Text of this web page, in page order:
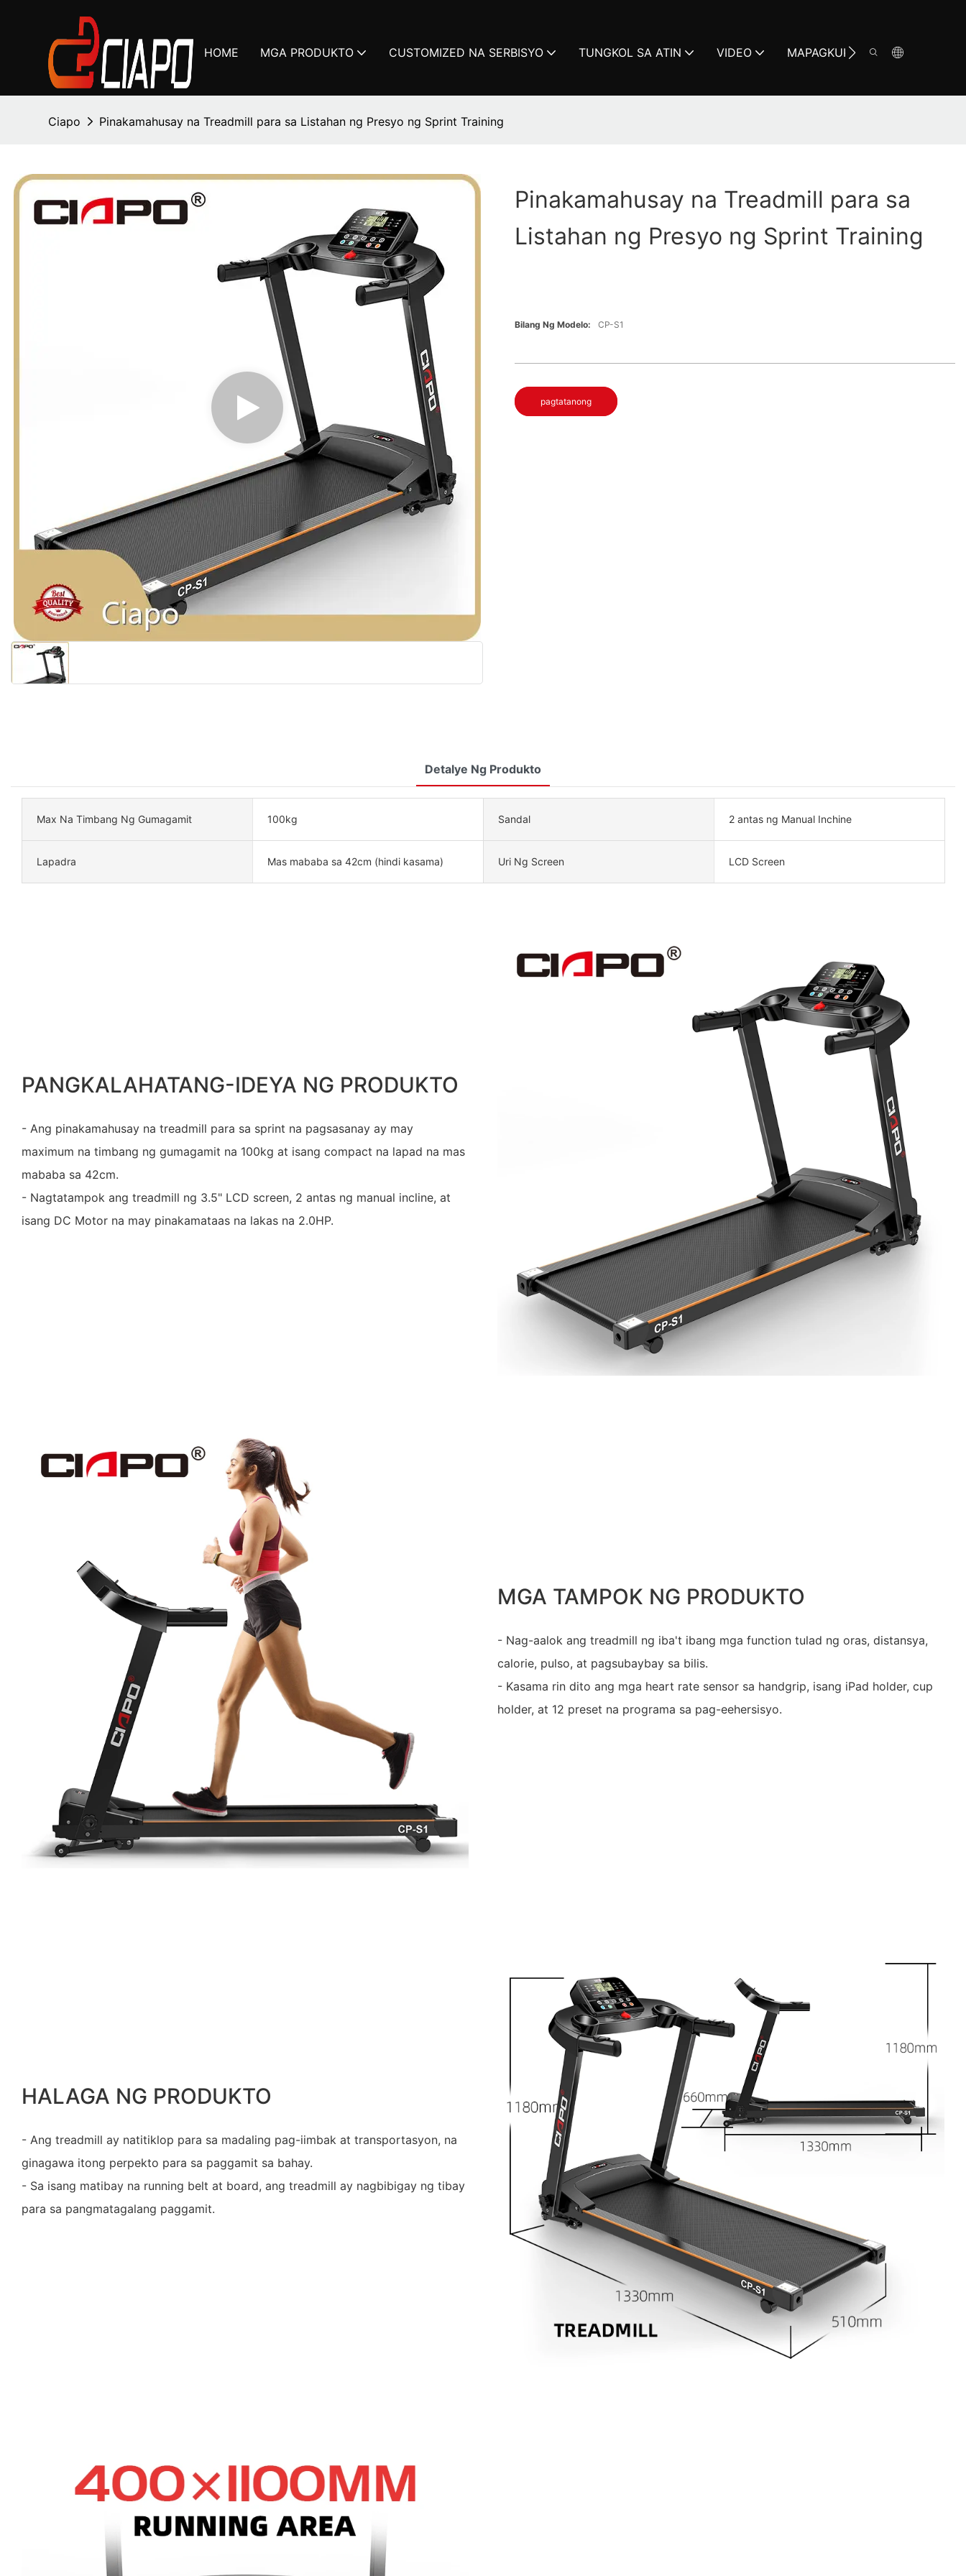
HOME MGA PRODUKTO CUSTOMIZED NA SERBISYO TUNGKOL SA ATIN VIDEO MAPAGKUKUNAN
Ciapo Pinakamahusay na Treadmill para sa Listahan ng Presyo ng Sprint Training
Pinakamahusay na Treadmill para sa
Listahan ng Presyo ng Sprint Training
Bilang Ng Modelo: CP-S1
pagtatanong
Detalye Ng Produkto
Max Na Timbang Ng Gumagamit 100kg Sandal 2 antas ng Manual Inchine
Lapadra Mas mababa sa 42cm (hindi kasama) Uri Ng Screen LCD Screen
PANGKALAHATANG-IDEYA NG PRODUKTO
- Ang pinakamahusay na treadmill para sa sprint na pagsasanay ay may
maximum na timbang ng gumagamit na 100kg at isang compact na lapad na mas
mababa sa 42cm.
- Nagtatampok ang treadmill ng 3.5" LCD screen, 2 antas ng manual incline, at
isang DC Motor na may pinakamataas na lakas na 2.0HP.
MGA TAMPOK NG PRODUKTO
- Nag-aalok ang treadmill ng iba't ibang mga function tulad ng oras, distansya,
calorie, pulso, at pagsubaybay sa bilis.
- Kasama rin dito ang mga heart rate sensor sa handgrip, isang iPad holder, cup
holder, at 12 preset na programa sa pag-eehersisyo.
HALAGA NG PRODUKTO
- Ang treadmill ay natitiklop para sa madaling pag-iimbak at transportasyon, na
ginagawa itong perpekto para sa paggamit sa bahay.
- Sa isang matibay na running belt at board, ang treadmill ay nagbibigay ng tibay
para sa pangmatagalang paggamit.